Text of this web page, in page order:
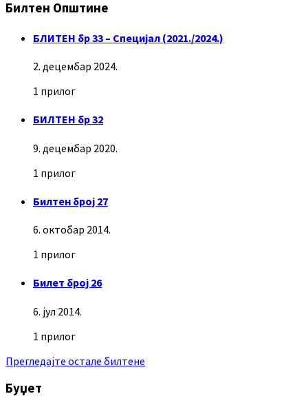
Билтен Општине
БЛИТЕН бр 33 – Специјал (2021./2024.)
2. децембар 2024.
1 прилог
БИЛТЕН бр 32
9. децембар 2020.
1 прилог
Билтен број 27
6. октобар 2014.
1 прилог
Билет број 26
6. јул 2014.
1 прилог
Прегледајте остале билтене
Буџет